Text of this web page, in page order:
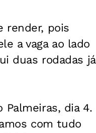
render, pois
a vaga ao lado
duas rodadas já
dia 4.
com tudo